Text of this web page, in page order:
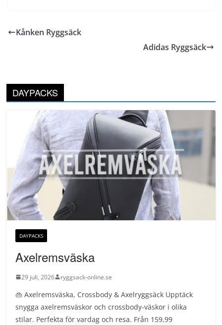
Kånken Ryggsäck
Adidas Ryggsäck
DAYPACKS
DAYPACKS
Axelremsväska
29 juli, 2026 ryggsack-online.se
👜 Axelremsväska, Crossbody & Axelryggsäck Upptäck
snygga axelremsväskor och crossbody-väskor i olika
stilar. Perfekta för vardag och resa. Från 159,99